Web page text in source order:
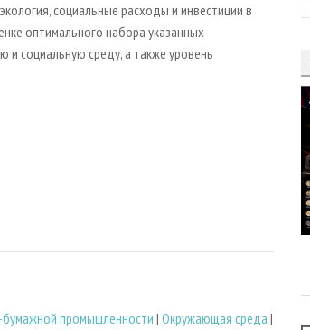
социальные расходы и инвестиции в
оптимального набора указанных
и социальную среду, а также уровень
промышленности | Окружающая среда |